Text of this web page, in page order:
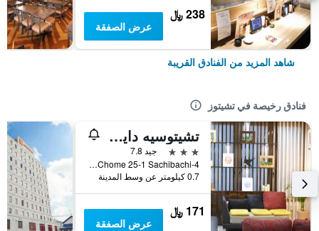
238 ﷼
عرض الصفقة
شاهد المزيد من الفنادق القريبة
فنادق رخيصة في تشيتوز
تشيتوسيه دايتشي هوتل
3 نجوم
جيد 7.8
4-Chome 25-1 Sachibachi, تشيتوز, اليابان
0.7 كيلومتر عن وسط المدينة
171 ﷼
عرض الصفقة